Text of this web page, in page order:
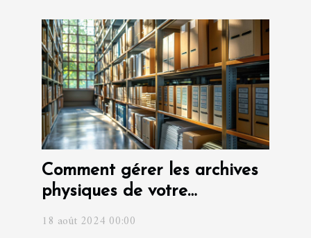
Comment gérer les archives
physiques de votre
18 août 2024 00:00